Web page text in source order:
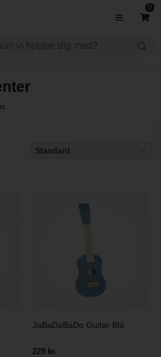
0
JaBaDaBaDo Guitar Blå
229 kr.